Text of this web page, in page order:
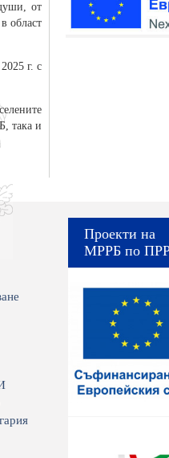
от
област
г. с
така и
Проекти на
МРРБ по